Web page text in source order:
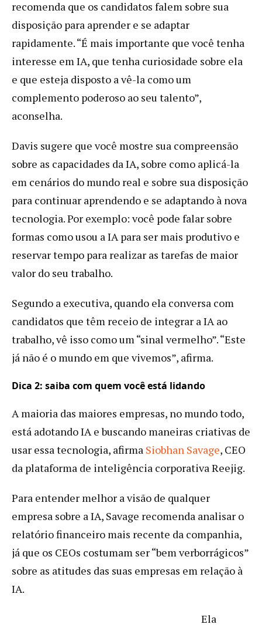
recomenda que os candidatos falem sobre sua
disposição para aprender e se adaptar
rapidamente. “É mais importante que você tenha
interesse em IA, que tenha curiosidade sobre ela
e que esteja disposto a vê-la como um
complemento poderoso ao seu talento”,
aconselha.
Davis sugere que você mostre sua compreensão
sobre as capacidades da IA, sobre como aplicá-la
em cenários do mundo real e sobre sua disposição
para continuar aprendendo e se adaptando à nova
tecnologia. Por exemplo: você pode falar sobre
formas como usou a IA para ser mais produtivo e
reservar tempo para realizar as tarefas de maior
valor do seu trabalho.
Segundo a executiva, quando ela conversa com
candidatos que têm receio de integrar a IA ao
trabalho, vê isso como um “sinal vermelho”. “Este
já não é o mundo em que vivemos”, afirma.
Dica 2: saiba com quem você está lidando
A maioria das maiores empresas, no mundo todo,
está adotando IA e buscando maneiras criativas de
usar essa tecnologia, afirma Siobhan Savage, CEO
da plataforma de inteligência corporativa Reejig.
Para entender melhor a visão de qualquer
empresa sobre a IA, Savage recomenda analisar o
relatório financeiro mais recente da companhia,
já que os CEOs costumam ser “bem verborrágicos”
sobre as atitudes das suas empresas em relação à
IA.
Ela